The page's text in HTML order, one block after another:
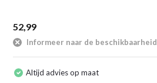
52,99
Informeer naar de beschikbaarheid
Altijd advies op maat